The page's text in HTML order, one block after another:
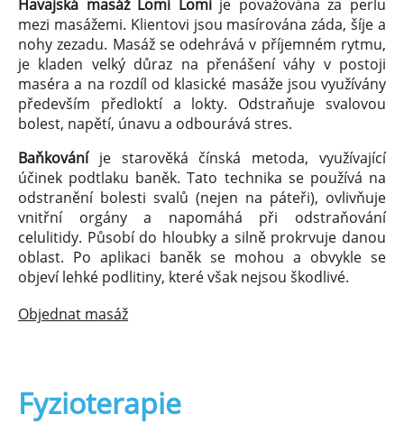
Havajská masáž Lomi Lomije považována za perlu
mezi masážemi. Klientovi jsou masírována záda, šíje a
nohy zezadu. Masáž se odehrává v příjemném rytmu,
je kladen velký důraz na přenášení váhy v postoji
maséra a na rozdíl od klasické masáže jsou využívány
především předloktí a lokty. Odstraňuje svalovou
bolest, napětí, únavu a odbourává stres.
Baňkování je starověká čínská metoda, využívající
účinek podtlaku baněk. Tato technika se používá na
odstranění bolesti svalů (nejen na páteři), ovlivňuje
vnitřní orgány a napomáhá při odstraňování
celulitidy. Působí do hloubky a silně prokrvuje danou
oblast. Po aplikaci baněk se mohou a obvykle se
objeví lehké podlitiny, které však nejsou škodlivé.
Objednat masáž
Fyzioterapie